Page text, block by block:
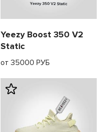
Yeezy Boost 350 V2
Static
от 35000 РУБ